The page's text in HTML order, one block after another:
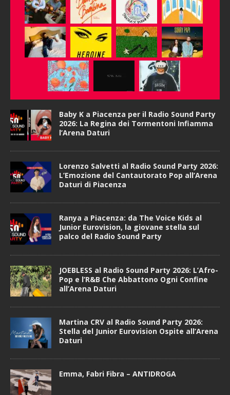
Baby K a Piacenza per il Radio Sound Party
2026: La Regina dei Tormentoni Infiamma
l’Arena Daturi
Lorenzo Salvetti al Radio Sound Party 2026:
L’Emozione del Cantautorato Pop all’Arena
Daturi di Piacenza
Ranya a Piacenza: da The Voice Kids al
Junior Eurovision, la giovane stella sul
palco del Radio Sound Party
JOEBLESS al Radio Sound Party 2026: L’Afro-
Pop e l’R&B Che Abbattono Ogni Confine
all’Arena Daturi
Martina CRV al Radio Sound Party 2026:
Stella del Junior Eurovision Ospite all’Arena
Daturi
Emma, Fabri Fibra – ANTIDROGA